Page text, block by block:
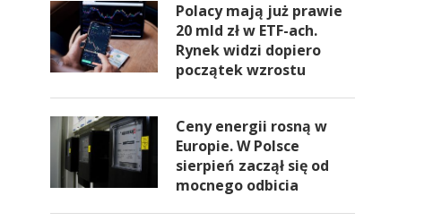
Polacy mają już prawie
20 mld zł w ETF-ach.
Rynek widzi dopiero
początek wzrostu
Ceny energii rosną w
Europie. W Polsce
sierpień zaczął się od
mocnego odbicia